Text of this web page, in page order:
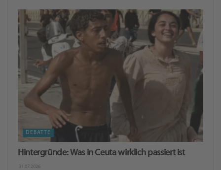
DEBATTE
Hintergründe: Was in Ceuta wirklich passiert ist
31.07.2026